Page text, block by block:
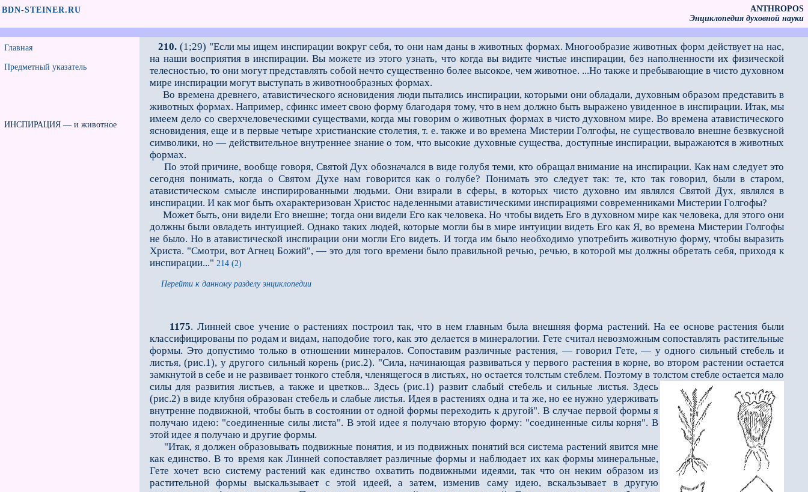
BDN-STEINER.RU
ANTHROPOS
Энциклопедия духовной науки
Главная
Предметный указатель
ИНСПИРАЦИЯ — и животное
210. (1;29) "Если мы ищем инспирации вокруг себя, то они нам даны в животных формах. Многообразие животных форм действует на нас,
на наши восприятия в инспирации. Вы можете из этого узнать, что когда вы видите чистые инспирации, без наполненности их физической
телесностью, то они могут представлять собой нечто существенно более высокое, чем животное. ...Но также и пребывающие в чисто духовном
мире инспирации могут выступать в животнообразных формах.
Во времена древнего, атавистического ясновидения люди пытались инспирации, которыми они обладали, духовным образом представить в
животных формах. Например, сфинкс имеет свою форму благодаря тому, что в нем должно быть выражено увиденное в инспирации. Итак, мы
имеем дело со сверхчеловеческими существами, когда мы говорим о животных формах в чисто духовном мире. Во времена атавистического
ясновидения, еще и в первые четыре христианские столетия, т. е. также и во времена Мистерии Голгофы, не существовало внешне безвкусной
символики, но — действительное внутреннее знание о том, что высокие духовные существа, доступные инспирации, выражаются в животных
формах.
По этой причине, вообще говоря, Святой Дух обозначался в виде голубя теми, кто обращал внимание на инспирации. Как нам следует это
сегодня понимать, когда о Святом Духе нам говорится как о голубе? Понимать это следует так: те, кто так говорил, были в старом,
атавистическом смысле инспирированными людьми. Они взирали в сферы, в которых чисто духовно им являлся Святой Дух, являлся в
инспирации. И как мог быть охарактеризован Христос наделенными атавистическими инспирациями современниками Мистерии Голгофы?
Может быть, они видели Его внешне; тогда они видели Его как человека. Но чтобы видеть Его в духовном мире как человека, для этого они
должны были овладеть интуицией. Однако таких людей, которые могли бы в мире интуиции видеть Его как Я, во времена Мистерии Голгофы
не было. Но в атавистической инспирации они могли Его видеть. И тогда им было необходимо употребить животную форму, чтобы выразить
Христа. "Смотри, вот Агнец Божий", — это для того времени было правильной речью, речью, в которой мы должны обретать себя, приходя к
инспирации..." 214 (2)
Перейти к данному разделу энциклопедии
1175. Линней свое учение о растениях построил так, что в нем главным была внешняя форма расте­ний. На ее основе растения были
классифицированы по родам и видам, наподобие того, как это делает­ся в минералогии. Гете считал невозможным сопоставлять растительные
формы. Это допустимо только в отношении минералов. Сопоставим различные растения, — говорил Гете, — у одного сильный стебель и
листья, (рис.1), у другого сильный корень (рис.2). "Сила, начинающая развиваться у пер­вого растения в корне, во втором растении остается
замкнутой в себе и не развивает тонкого стебля, членящегося в листьях, но остается толстым стеблем. Поэтому в толстом стебле остается мало
силы для развития листьев, а также и цветков... Здесь (рис.1) развит слабый стебель и сильные листья. Здесь
(рис.2) в виде клубня образован стебель и слабые листья. Идея в растениях одна и та же, но ее нужно удерживать
внутренне подвижной, чтобы быть в состоянии от одной формы переходить к другой". В случае первой формы я
получаю идею: "соединенные силы листа". В этой идее я получаю вторую форму: "соединенные силы корня". В
этой идее я получаю и другие формы.
"Итак, я должен образовывать подвижные понятия, и из подвиж­ных понятий вся система растений явится мне
как единство. В то время как Линней сопоставляет различные формы и наблюдает их как формы минеральные,
Гете хочет всю систему растений как единство охватить подвижными идеями, так что он неким образом из
растительной формы выскальзывает с этой идеей, а затем, из­менив саму идею, вскальзывает в другую